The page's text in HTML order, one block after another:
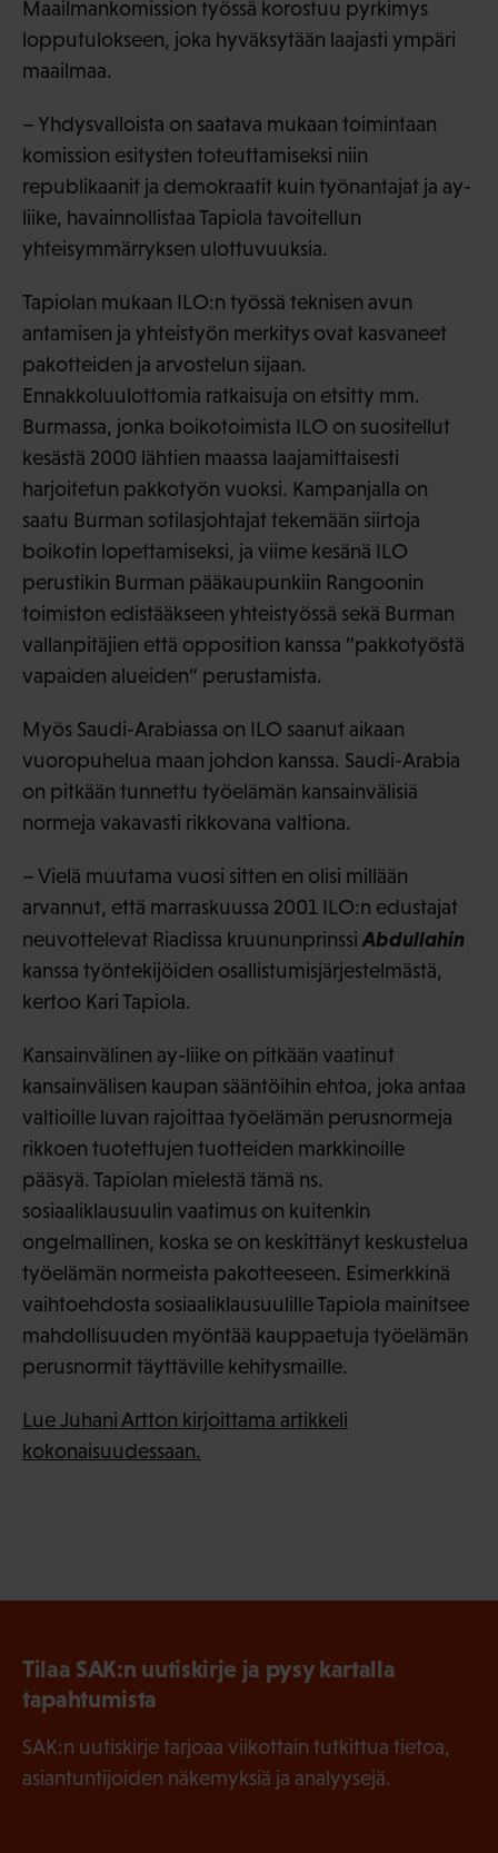
Maailmankomission työssä korostuu pyrkimys
lopputulokseen, joka hyväksytään laajasti ympäri
maailmaa.
– Yhdysvalloista on saatava mukaan toimintaan
komission esitysten toteuttamiseksi niin
republikaanit ja demokraatit kuin työnantajat ja ay-
liike, havainnollistaa Tapiola tavoitellun
yhteisymmärryksen ulottuvuuksia.
Tapiolan mukaan ILO:n työssä teknisen avun
antamisen ja yhteistyön merkitys ovat kasvaneet
pakotteiden ja arvostelun sijaan.
Ennakkoluulottomia ratkaisuja on etsitty mm.
Burmassa, jonka boikotoimista ILO on suositellut
kesästä 2000 lähtien maassa laajamittaisesti
harjoitetun pakkotyön vuoksi. Kampanjalla on
saatu Burman sotilasjohtajat tekemään siirtoja
boikotin lopettamiseksi, ja viime kesänä ILO
perustikin Burman pääkaupunkiin Rangoonin
toimiston edistääkseen yhteistyössä sekä Burman
vallanpitäjien että opposition kanssa ”pakkotyöstä
vapaiden alueiden” perustamista.
Myös Saudi-Arabiassa on ILO saanut aikaan
vuoropuhelua maan johdon kanssa. Saudi-Arabia
on pitkään tunnettu työelämän kansainvälisiä
normeja vakavasti rikkovana valtiona.
– Vielä muutama vuosi sitten en olisi millään
arvannut, että marraskuussa 2001 ILO:n edustajat
neuvottelevat Riadissa kruununprinssi Abdullahin
kanssa työntekijöiden osallistumisjärjestelmästä,
kertoo Kari Tapiola.
Kansainvälinen ay-liike on pitkään vaatinut
kansainvälisen kaupan sääntöihin ehtoa, joka antaa
valtioille luvan rajoittaa työelämän perusnormeja
rikkoen tuotettujen tuotteiden markkinoille
pääsyä. Tapiolan mielestä tämä ns.
sosiaaliklausuulin vaatimus on kuitenkin
ongelmallinen, koska se on keskittänyt keskustelua
työelämän normeista pakotteeseen. Esimerkkinä
vaihtoehdosta sosiaaliklausuulille Tapiola mainitsee
mahdollisuuden myöntää kauppaetuja työelämän
perusnormit täyttäville kehitysmaille.
Lue Juhani Artton kirjoittama artikkeli
kokonaisuudessaan.
Tilaa SAK:n uutiskirje ja pysy kartalla
tapahtumista
SAK:n uutiskirje tarjoaa viikottain tutkittua tietoa,
asiantuntijoiden näkemyksiä ja analyysejä.